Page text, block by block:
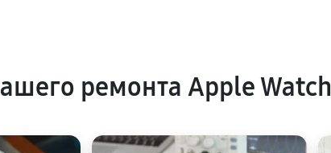
ремонта Apple Watch